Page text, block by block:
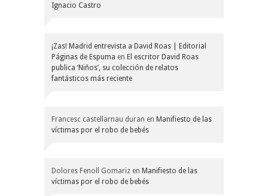
Ignacio Castro
¡Zas! Madrid entrevista a David Roas | Editorial
Páginas de Espuma en El escritor David Roas
publica ‘Niños’, su colección de relatos
fantásticos más reciente
Francesc castellarnau duran en Manifiesto de las
víctimas por el robo de bebés
Dolores Fenoll Gomariz en Manifiesto de las
víctimas por el robo de bebés